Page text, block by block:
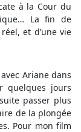
à la Cour du
La fin de
et d’une vie
Ariane dans
quelques jours
passer plus
de la plongée
Pour mon film